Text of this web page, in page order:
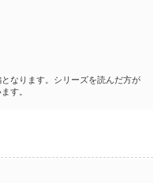
なります。シリーズを読んだ方が
す。